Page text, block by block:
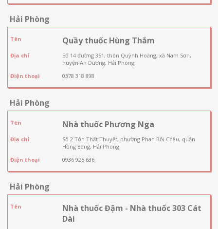
Hải Phòng
Tên Quầy thuốc Hùng Thắm
Địa chỉ
Số 14 đường 351, thôn Quỳnh Hoàng, xã Nam Sơn,
huyện An Dương, Hải Phòng
Điện thoại
0378 318 898
Hải Phòng
Tên Nhà thuốc Phương Nga
Địa chỉ
Số 2 Tôn Thất Thuyết, phường Phan Bội Châu, quận
Hồng Bàng, Hải Phòng
Điện thoại
0936 925 636
Hải Phòng
Tên
Nhà thuốc Đậm - Nhà thuốc 303 Cát
Dài